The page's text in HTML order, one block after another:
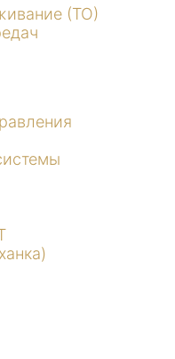
(ТО)